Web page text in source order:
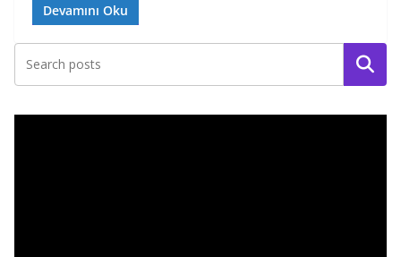
Devamını Oku
Ara